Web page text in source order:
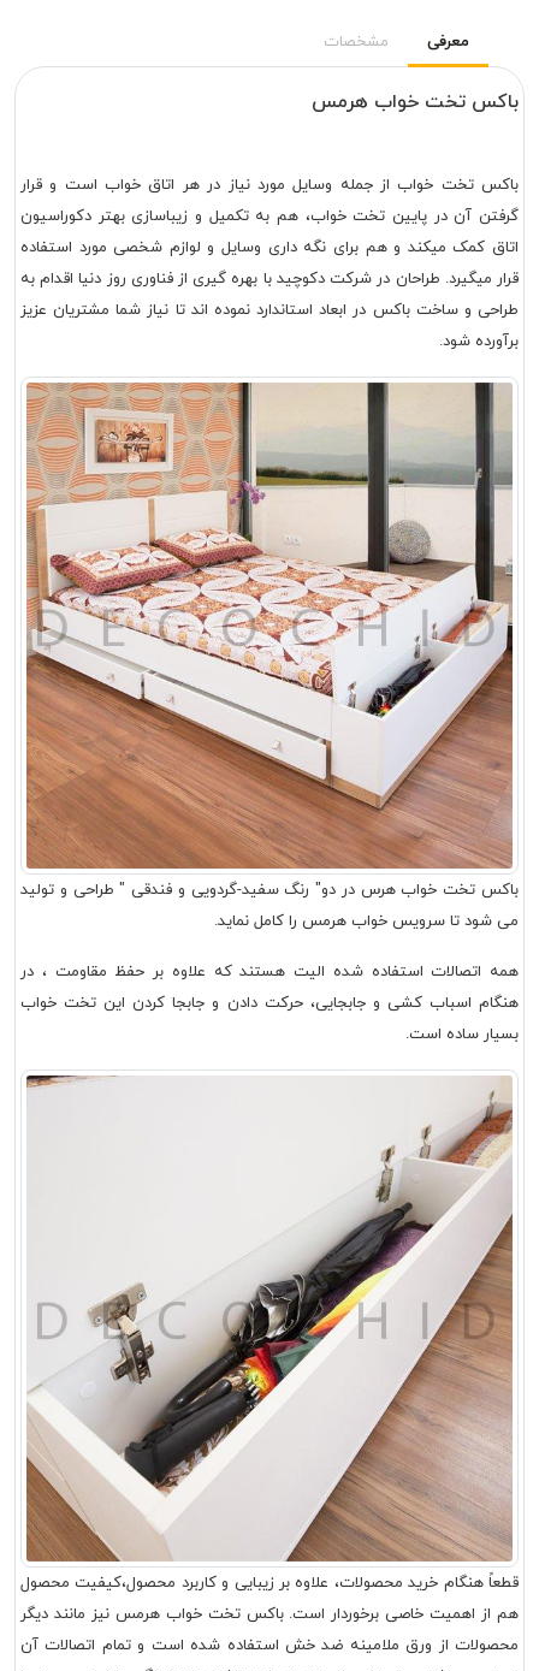
معرفی مشخصات
باکس تخت خواب هرمس
باکس تخت خواب از جمله وسایل مورد نیاز در هر اتاق خواب است و قرار
گرفتن آن در پایین تخت خواب، هم به تکمیل و زیباسازی بهتر دکوراسیون
اتاق کمک میکند و هم برای نگه داری وسایل و لوازم شخصی مورد استفاده
قرار میگیرد. طراحان در شرکت دکوچید با بهره گیری از فناوری روز دنیا اقدام به
طراحی و ساخت باکس در ابعاد استاندارد نموده اند تا نیاز شما مشتریان عزیز
برآورده شود.
باکس تخت خواب هرس در دو" رنگ سفید-گردویی و فندقی " طراحی و تولید
می شود تا سرویس خواب هرمس را کامل نماید.
همه اتصالات استفاده شده الیت هستند که علاوه بر حفظ مقاومت ، در
هنگام اسباب کشی و جابجایی، حرکت دادن و جابجا کردن این تخت خواب
بسیار ساده است.
قطعاً هنگام خرید محصولات، علاوه بر زیبایی و کاربرد محصول،کیفیت محصول
هم از اهمیت خاصی برخوردار است. باکس تخت خواب هرمس نیز مانند دیگر
محصولات از ورق ملامینه ضد خش استفاده شده است و تمام اتصالات آن